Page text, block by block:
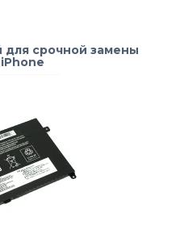
для срочной замены